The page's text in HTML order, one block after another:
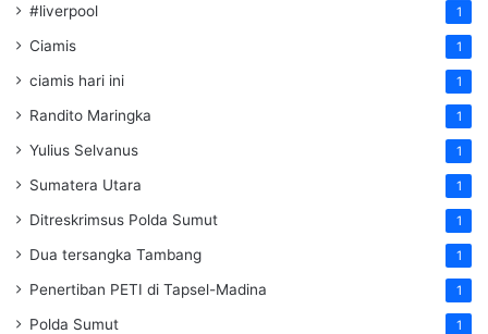
#liverpool 1
Ciamis 1
ciamis hari ini 1
Randito Maringka 1
Yulius Selvanus 1
Sumatera Utara 1
Ditreskrimsus Polda Sumut 1
Dua tersangka Tambang 1
Penertiban PETI di Tapsel-Madina 1
Polda Sumut 1